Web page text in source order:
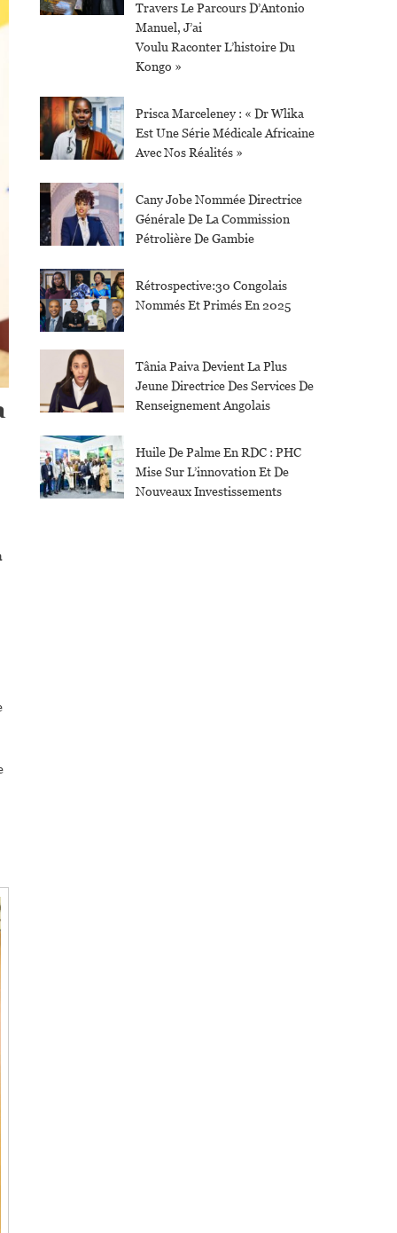
Travers Le Parcours D’Antonio
Manuel, J’ai
Voulu Raconter L’histoire Du
Kongo »
Prisca Marceleney : « Dr Wlika
Est Une Série Médicale Africaine
Avec Nos Réalités »
Cany Jobe Nommée Directrice
Générale De La Commission
Pétrolière De Gambie
Rétrospective:30 Congolais
Nommés Et Primés En 2025
Tânia Paiva Devient La Plus
Jeune Directrice Des Services De
Renseignement Angolais
Huile De Palme En RDC : PHC
Mise Sur L’innovation Et De
Nouveaux Investissements